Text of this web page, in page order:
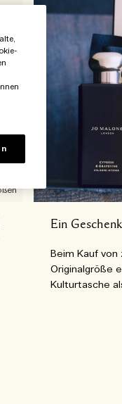
Ein
Beim Kauf von
Originalgröße
Kulturtasche